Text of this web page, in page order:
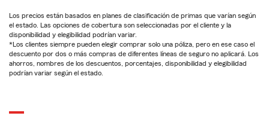
Los precios están basados en planes de clasificación de primas que varían según
el estado. Las opciones de cobertura son seleccionadas por el cliente y la
disponibilidad y elegibilidad podrían variar.
*Los clientes siempre pueden elegir comprar solo una póliza, pero en ese caso el
descuento por dos o más compras de diferentes líneas de seguro no aplicará. Los
ahorros, nombres de los descuentos, porcentajes, disponibilidad y elegibilidad
podrían variar según el estado.